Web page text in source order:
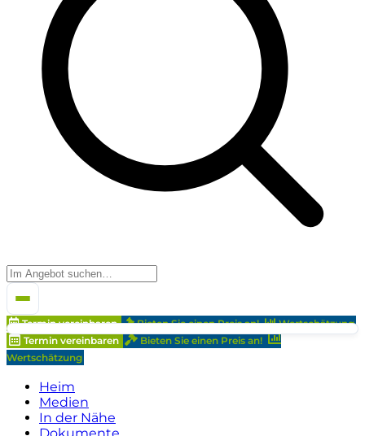
Termin vereinbaren Bieten Sie einen Preis an!
Wertschätzung
Termin vereinbaren
Bieten Sie einen Preis an!
Wertschätzung
Heim
Medien
In der Nähe